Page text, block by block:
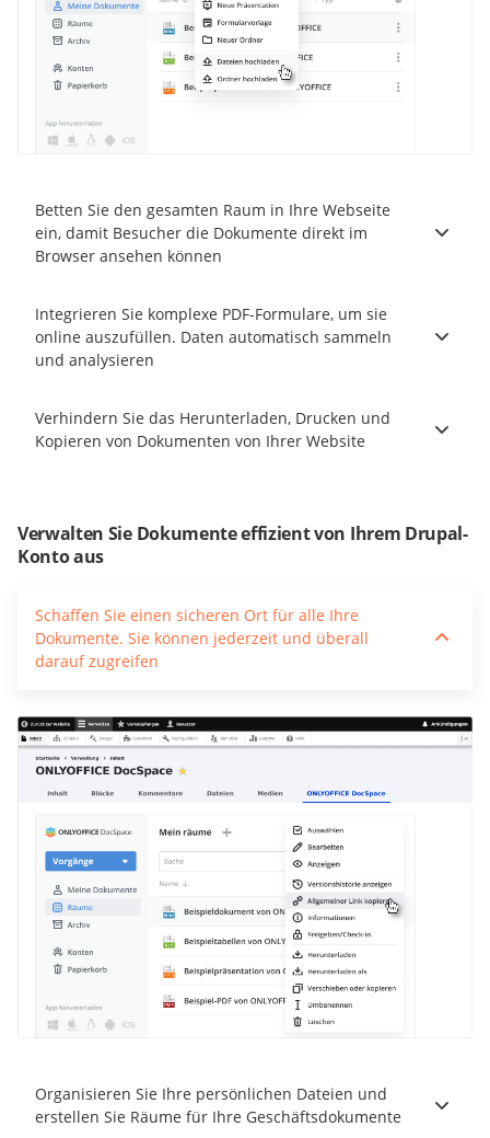
Betten Sie den gesamten Raum in Ihre Webseite
ein, damit Besucher die Dokumente direkt im
Browser ansehen können
Integrieren Sie komplexe PDF-Formulare, um sie
online auszufüllen. Daten automatisch sammeln
und analysieren
Verhindern Sie das Herunterladen, Drucken und
Kopieren von Dokumenten von Ihrer Website
Verwalten Sie Dokumente effizient von Ihrem Drupal-
Konto aus
Schaffen Sie einen sicheren Ort für alle Ihre
Dokumente. Sie können jederzeit und überall
darauf zugreifen
Organisieren Sie Ihre persönlichen Dateien und
erstellen Sie Räume für Ihre Geschäftsdokumente